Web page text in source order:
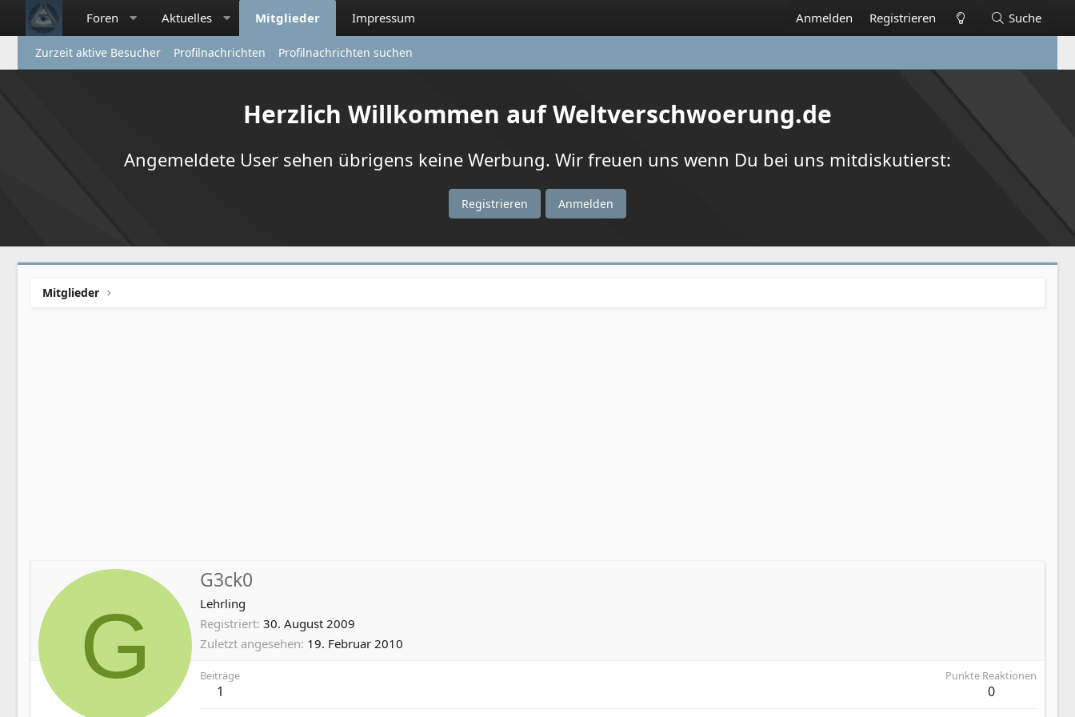
Foren Aktuelles Mitglieder Impressum Anmelden Registrieren Suche
Zurzeit aktive Besucher Profilnachrichten Profilnachrichten suchen
Herzlich Willkommen auf Weltverschwoerung.de
Angemeldete User sehen übrigens keine Werbung. Wir freuen uns wenn Du bei uns mitdiskutierst:
Registrieren Anmelden
Mitglieder
G
G3ck0
Lehrling
Registriert 30. August 2009
Zuletzt angesehen 19. Februar 2010
Beiträge
1
Punkte Reaktionen
0